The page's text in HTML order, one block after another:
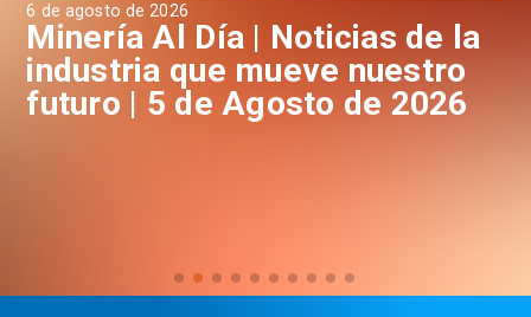
6 de agosto de 2026
Minería Al Día | Noticias de la
industria que mueve nuestro
futuro | 5 de Agosto de 2026